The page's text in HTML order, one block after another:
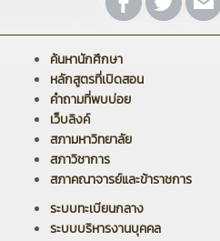
ค้นหานักศึกษา
หลักสูตรที่เปิดสอน
คำถามที่พบบ่อย
เว็บลิงค์
สภามหาวิทยาลัย
สภาวิชาการ
สภาคณาจารย์และข้าราชการ
ระบบทะเบียนกลาง
ระบบบริหารงานบุคคล